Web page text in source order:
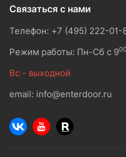
Связаться с нами
Телефон: +7 (495) 222-01-
Режим работы: Пн-Сб с 9
Вс - выходной
email: info@enterdoor.ru